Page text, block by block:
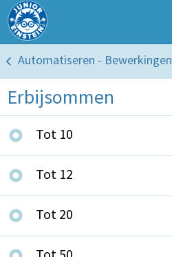
Automatiseren - Bewerkingen
Erbijsommen
Tot 10
Tot 12
Tot 20